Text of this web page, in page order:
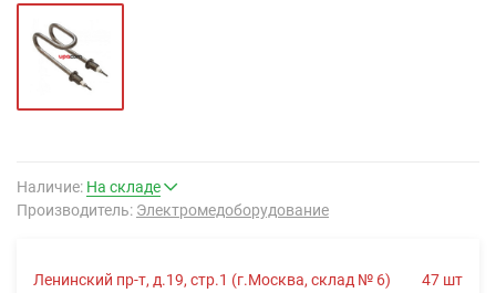
Наличие: На складе
Производитель: Электромедоборудование
Ленинский пр-т, д.19, стр.1 (г.Москва, склад № 6) 47 шт